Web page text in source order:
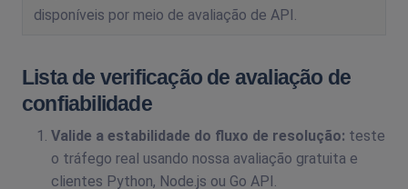
disponíveis por meio de avaliação de API.
Lista de verificação de avaliação de
confiabilidade
Valide a estabilidade do fluxo de resolução: teste
o tráfego real usando nossa avaliação gratuita e
clientes Python, Node.js ou Go API.